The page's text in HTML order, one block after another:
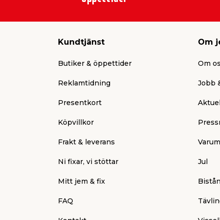
Kundtjänst
Butiker & öppettider
Reklamtidning
Presentkort
Köpvillkor
Frakt & leverans
Ni fixar, vi stöttar
Mitt jem & fix
FAQ
Om
Om
Jobb
Jul